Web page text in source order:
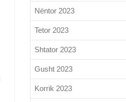
Nëntor 2023
Tetor 2023
Shtator 2023
Gusht 2023
Korrik 2023